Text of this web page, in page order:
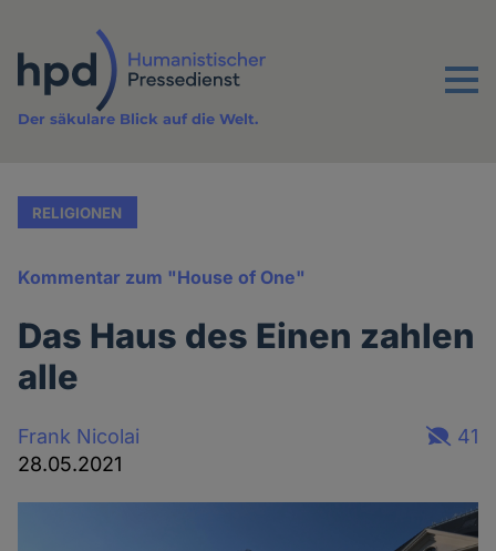
Inhalt
Menu
Der säkulare Blick auf die Welt.
RELIGIONEN
Kommentar zum "House of One"
Das Haus des Einen zahlen
alle
Frank Nicolai
28.05.2021
41